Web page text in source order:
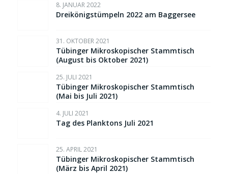
8. JANUAR 2022
Dreikönigstümpeln 2022 am Baggersee
31. OKTOBER 2021
Tübinger Mikroskopischer Stammtisch
(August bis Oktober 2021)
25. JULI 2021
Tübinger Mikroskopischer Stammtisch
(Mai bis Juli 2021)
4. JULI 2021
Tag des Planktons Juli 2021
25. APRIL 2021
Tübinger Mikroskopischer Stammtisch
(März bis April 2021)